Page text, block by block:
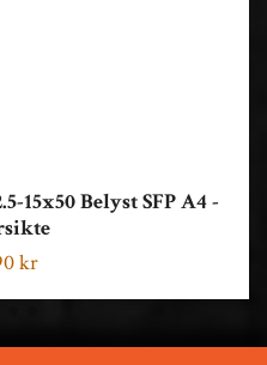
15x50 Belyst SFP A4 -
kr